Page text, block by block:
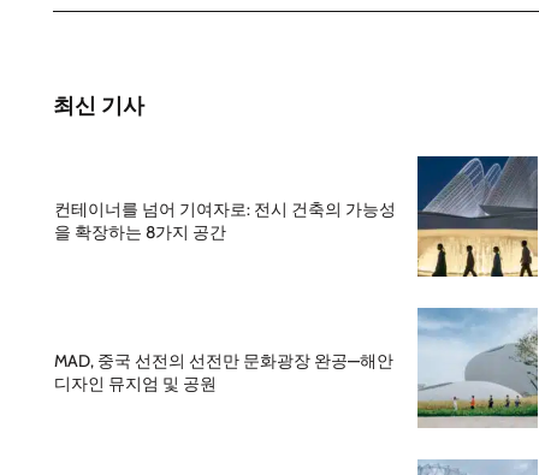
최신 기사
컨테이너를 넘어 기여자로: 전시 건축의 가능성
을 확장하는 8가지 공간
MAD, 중국 선전의 선전만 문화광장 완공—해안
디자인 뮤지엄 및 공원